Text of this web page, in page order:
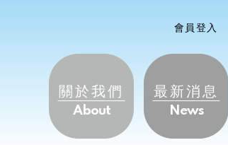
會員登入
About
關於我們
News
最新消息